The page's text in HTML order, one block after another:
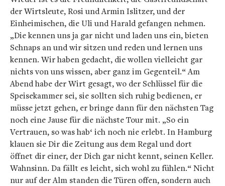
der Wirtsleute, Rosi und Armin Islitzer, und der
Einheimischen, die Uli und Harald gefangen nehmen.
„Die kennen uns ja gar nicht und laden uns ein, bieten
Schnaps an und wir sitzen und reden und lernen uns
kennen. Wir haben gedacht, die wollen vielleicht gar
nichts von uns wissen, aber ganz im Gegenteil.“ Am
Abend habe der Wirt gesagt, wo der Schlüssel für die
Speisekammer sei, sie sollten sich ruhig bedienen, er
müsse jetzt gehen, er bringe dann für den nächsten Tag
noch eine Jause für die nächste Tour mit. „So ein
Vertrauen, so was hab‘ ich noch nie erlebt. In Hamburg
klauen sie Dir die Zeitung aus dem Regal und dort
öffnet dir einer, der Dich gar nicht kennt, seinen Keller.
Wahnsinn. Da fällt es leicht, sich wohl zu fühlen.“ Nicht
nur auf der Alm standen die Türen offen, sondern auch